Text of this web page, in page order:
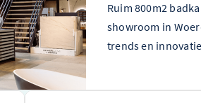
Ruim 800m2
showroom in
trends en